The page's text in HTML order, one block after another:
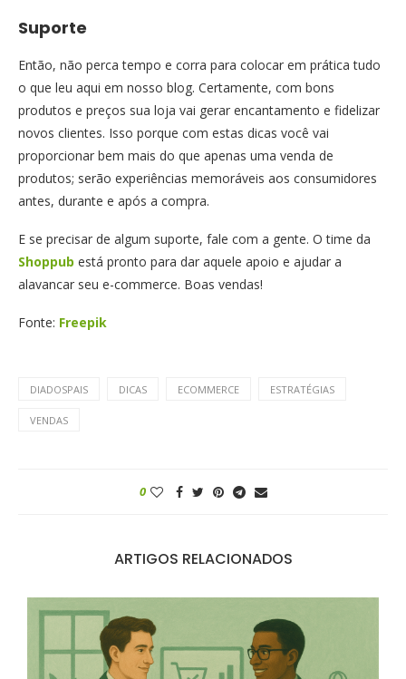
Suporte
Então, não perca tempo e corra para colocar em prática tudo
o que leu aqui em nosso blog. Certamente, com bons
produtos e preços sua loja vai gerar encantamento e fidelizar
novos clientes. Isso porque com estas dicas você vai
proporcionar bem mais do que apenas uma venda de
produtos; serão experiências memoráveis aos consumidores
antes, durante e após a compra.
E se precisar de algum suporte, fale com a gente. O time da
Shoppub está pronto para dar aquele apoio e ajudar a
alavancar seu e-commerce. Boas vendas!
Fonte: Freepik
DIADOSPAIS DICAS ECOMMERCE ESTRATÉGIAS
VENDAS
0
ARTIGOS RELACIONADOS